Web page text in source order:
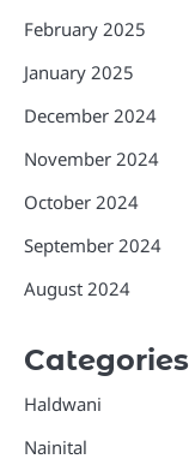
February 2025
January 2025
December 2024
November 2024
October 2024
September 2024
August 2024
Categories
Haldwani
Nainital